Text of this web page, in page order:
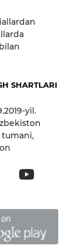
SHARTLARI
yil.
tumani,